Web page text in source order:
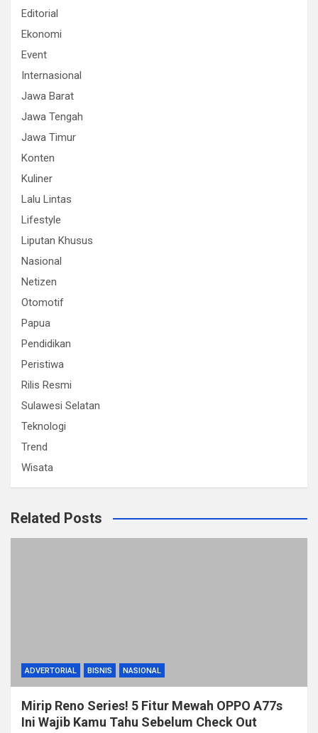
Editorial
Ekonomi
Event
Internasional
Jawa Barat
Jawa Tengah
Jawa Timur
Konten
Kuliner
Lalu Lintas
Lifestyle
Liputan Khusus
Nasional
Netizen
Otomotif
Papua
Pendidikan
Peristiwa
Rilis Resmi
Sulawesi Selatan
Teknologi
Trend
Wisata
Related Posts
ADVERTORIAL BISNIS NASIONAL
Mirip Reno Series! 5 Fitur Mewah OPPO A77s
Ini Wajib Kamu Tahu Sebelum Check Out